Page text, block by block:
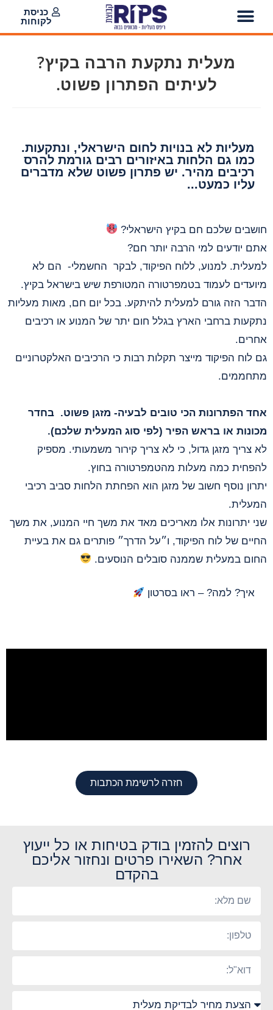
כניסת
לקוחות
מעלית נתקעת הרבה בקיץ?
לעיתים הפתרון פשוט.
מעליות לא בנויות לחום הישראלי, ונתקעות.
כמו גם הלחות באיזורים רבים גורמת להרס
רכיבים מהיר. יש פתרון פשוט שלא מדברים
עליו כמעט...
חושבים שלכם חם בקיץ הישראלי?
אתם יודעים למי הרבה יותר חם?
למעלית. למנוע, ללוח הפיקוד, לבקר החשמלי- הם לא
מיועדים לעמוד בטמפרטורה המטורפת שיש בישראל בקיץ.
הדבר הזה גורם למעלית להיתקע. בכל יום חם, מאות מעליות
נתקעות ברחבי הארץ בגלל חום יתר של המנוע או רכיבים
אחרים.
גם לוח הפיקוד מייצר תקלות רבות כי הרכיבים האלקטרוניים
מתחממים.
אחד הפתרונות הכי טובים לבעיה- מזגן פשוט. ‫בחדר
מכונות או בראש הפיר (לפי סוג המעלית שלכם).
לא צריך מזגן גדול, כי לא צריך קירור משמעותי. מספיק
להפחית כמה מעלות מהטמפרטורה בחוץ.
יתרון נוסף חשוב של מזגן הוא הפחתת הלחות סביב רכיבי
המעלית.
שני יתרונות אלו מאריכים מאד את משך חיי המנוע, ‫את משך
החיים של לוח הפיקוד, ו״על הדרך״ פותרים גם את בעיית
החום במעלית שממנה סובלים הנוסעים.
איך? למה? – ראו בסרטון
חזרה לרשימת הכתבות
רוצים להזמין בודק בטיחות או כל ייעוץ
אחר? השאירו פרטים ונחזור אליכם
בהקדם